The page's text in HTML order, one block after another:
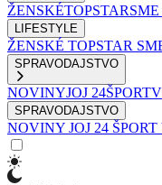
ŽENSKÉTOPSTAR
LIFESTYLE
ŽENSKÉ TOPSTAR
SPRAVODAJSTVO
NOVINYJOJ 24ŠPORT
SPRAVODAJSTVO
NOVINY JOJ 24 ŠPORT